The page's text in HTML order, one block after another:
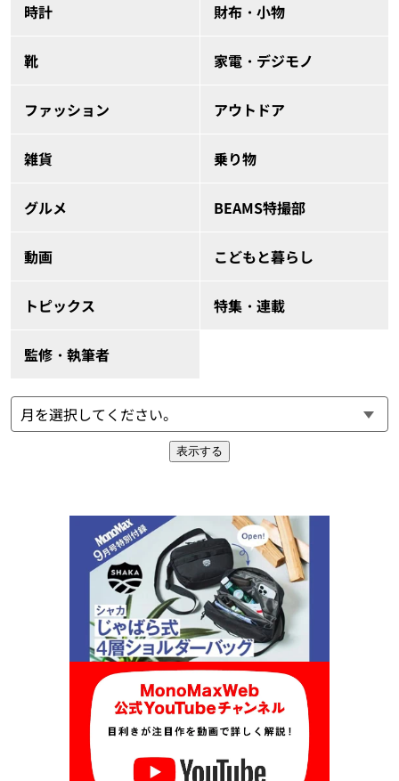
時計 財布・小物
靴 家電・デジモノ
ファッション アウトドア
雑貨 乗り物
グルメ BEAMS特撮部
動画 こどもと暮らし
トピックス 特集・連載
監修・執筆者
表示する